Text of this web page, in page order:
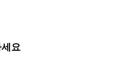
요